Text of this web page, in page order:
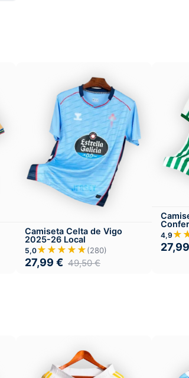
Camiseta Celta de Vigo
2025-26 Local
5,0★★★★★(280)
27,99 € 49,50€
4,9
27,99